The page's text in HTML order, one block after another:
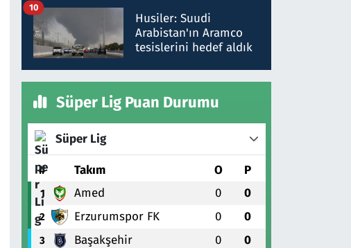
talimat verdi, ben
gönderdim
Husiler: Suudi
Arabistan'ın Aramco
tesislerini hedef aldık
10
Süper Lig Puan Durumu
Süper Lig
# Takım O P
1 Amed 0 0
2 Erzurumspor FK 0 0
3 Başakşehir 0 0